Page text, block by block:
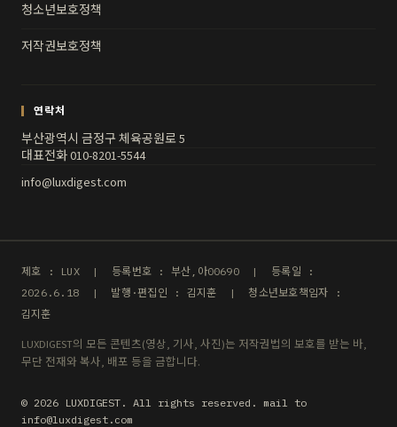
청소년보호정책
저작권보호정책
연락처
부산광역시 금정구 체육공원로 5
대표전화 010-8201-5544
info@luxdigest.com
제호 : LUX | 등록번호 : 부산,아00690 | 등록일 :
2026.6.18 | 발행·편집인 : 김지훈 | 청소년보호책임자 :
김지훈
LUXDIGEST의 모든 콘텐츠(영상, 기사, 사진)는 저작권법의 보호를 받는 바,
무단 전재와 복사, 배포 등을 금합니다.
© 2026 LUXDIGEST. All rights reserved. mail to
info@luxdigest.com